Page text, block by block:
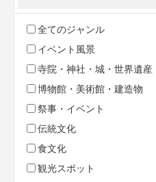
全てのジャンル
イベント風景
寺院・神社・城・世界遺産
博物館・美術館・建造物
祭事・イベント
伝統文化
食文化
観光スポット